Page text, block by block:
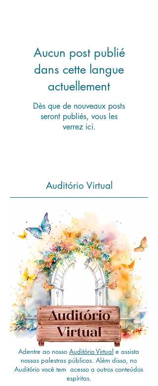
Aucun post publié
dans cette langue
actuellement
Dès que de nouveaux posts
seront publiés, vous les
verrez ici.
Auditório Virtual
Adentre ao nosso Auditório Virtual e assista
nossas palestras públicas. Além disso, no
Auditório você tem acesso a outros conteúdos
espíritas.